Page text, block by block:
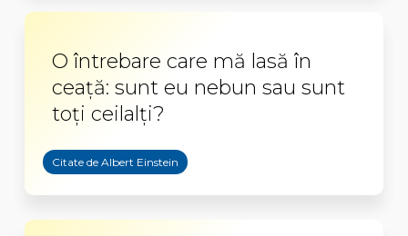
O întrebare care mă lasă în
ceață: sunt eu nebun sau sunt
toți ceilalți?
Citate de Albert Einstein